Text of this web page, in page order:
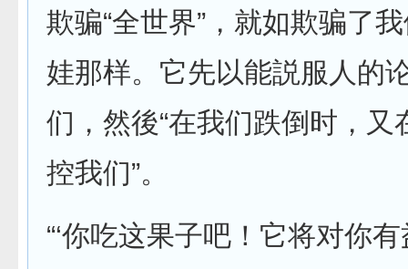
欺骗“全世界”，就如欺骗了
娃那样。它先以能説服人的
们，然後“在我们跌倒时，又
控我们”。
“‘你吃这果子吧！它将对你